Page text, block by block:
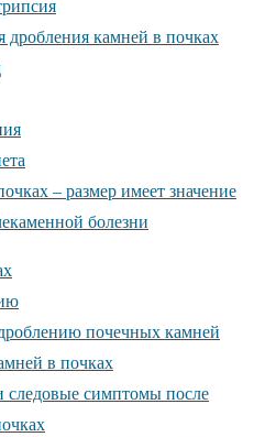
дробления камней в почках
– размер имеет значение
болезни
почечных камней
в почках
следовые симптомы после